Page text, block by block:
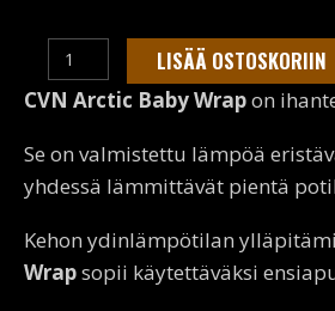
CVN
Arctic
Wrap
määrä
LISÄÄ OSTOSKORIIN
CVN Arctic Baby Wrapon
Se on valmistettu lämpöä
yhdessä lämmittävät pientä
Kehon ydinlämpötilan
Wrapsopii käytettäväksi